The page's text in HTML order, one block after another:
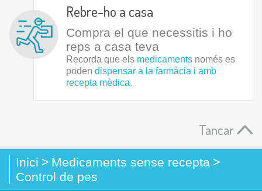
Rebre-ho a casa
Compra el que necessitis i ho
reps a casa teva
Recorda que els medicaments només es
poden dispensar a la farmàcia i amb
recepta mèdica.
Tancar
Inici > Medicaments sense recepta >
Control de pes